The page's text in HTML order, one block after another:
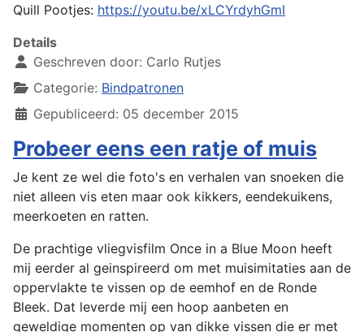
Quill Pootjes: https://youtu.be/xLCYrdyhGmI
Details
Geschreven door: Carlo Rutjes
Categorie: Bindpatronen
Gepubliceerd: 05 december 2015
Probeer eens een ratje of muis
Je kent ze wel die foto's en verhalen van snoeken die
niet alleen vis eten maar ook kikkers, eendekuikens,
meerkoeten en ratten.
De prachtige vliegvisfilm Once in a Blue Moon heeft
mij eerder al geinspireerd om met muisimitaties aan de
oppervlakte te vissen op de eemhof en de Ronde
Bleek. Dat leverde mij een hoop aanbeten en
geweldige momenten op van dikke vissen die er met